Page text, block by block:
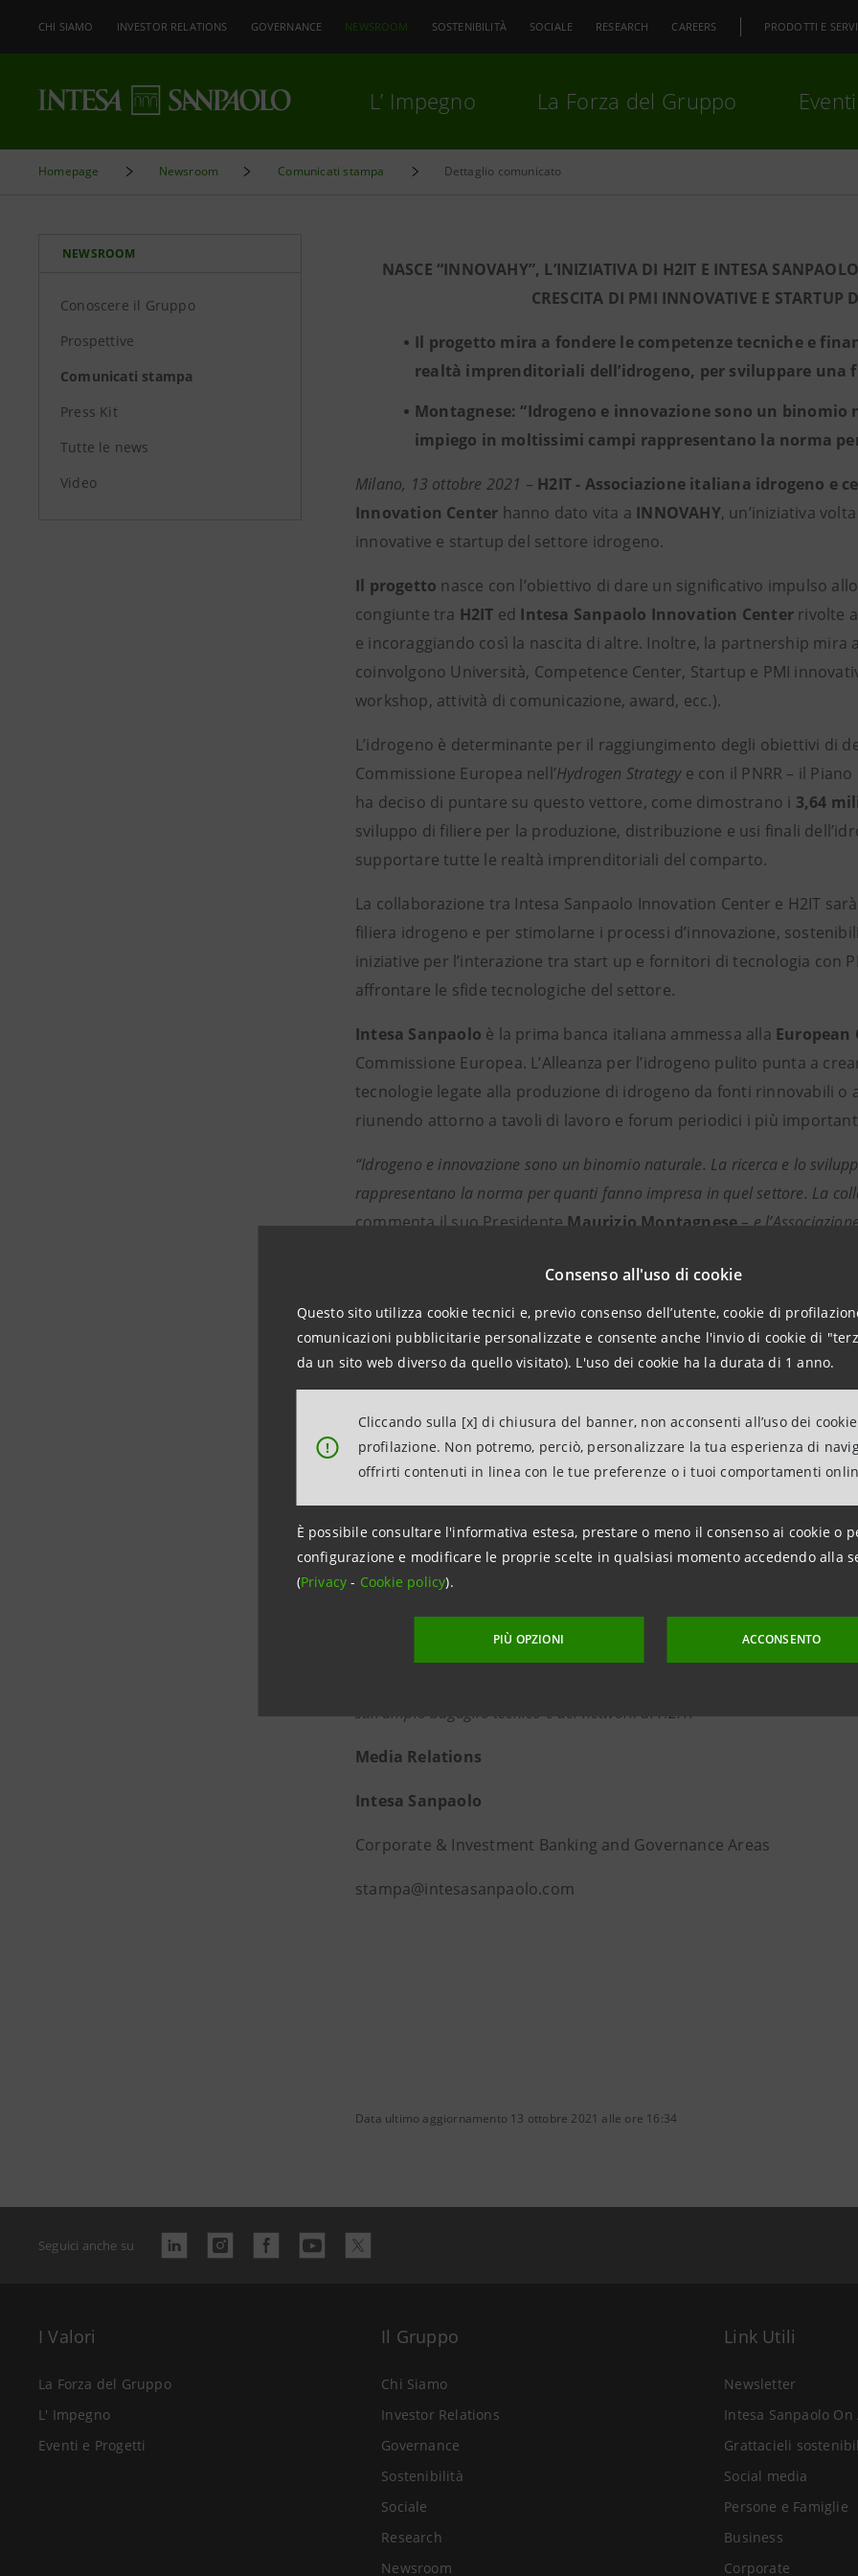
Consenso all'uso di cookie
Questo sito utilizza cookie tecnici e, previo consenso dell’utente, cookie di
comunicazioni pubblicitarie personalizzate e consente anche l'invio di cookie di
da un sito web diverso da quello visitato). L'uso dei cookie ha la durata di 1 anno.
!
Cliccando sulla [x] di chiusura del banner, non acconsenti all’uso dei
profilazione. Non potremo, perciò, personalizzare la tua esperienza di
offrirti contenuti in linea con le tue preferenze o i tuoi comportamenti
È possibile consultare l'informativa estesa, prestare o meno il consenso ai cookie o
configurazione e modificare le proprie scelte in qualsiasi momento accedendo alla
(Privacy- Cookie policy).
PIÙ OPZIONI ACCONSENTO
CHI SIAMO INVESTOR RELATIONS GOVERNANCE NEWSROOM SOSTENIBILITÀ SOCIALE RESEARCH CAREERS PRODOTTI E
L’ Impegno La Forza del Gruppo
Homepage Newsroom Comunicati stampa Dettaglio comunicato
NEWSROOM
Conoscere il Gruppo
Prospettive
Comunicati stampa
Press Kit
Tutte le news
Video
NASCE “INNOVAHY”, L’INIZIATIVA DI H2IT E INTESA
CRESCITA DI PMI INNOVATIVE E STARTUP
Il progetto mira a fondere le competenze tecniche e
realtà imprenditoriali dell’idrogeno, per sviluppare una
Montagnese: “Idrogeno e innovazione sono un
impiego in moltissimi campi rappresentano la norma
Milano, 13 ottobre 2021 – H2IT - Associazione italiana idrogeno e
Innovation Center hanno dato vita a INNOVAHY, un’iniziativa
innovative e startup del settore idrogeno.
Il progetto nasce con l’obiettivo di dare un significativo impulso
congiunte tra H2IT ed Intesa Sanpaolo Innovation Center rivolte
e incoraggiando così la nascita di altre. Inoltre, la partnership mira
coinvolgono Università, Competence Center, Startup e PMI
workshop, attività di comunicazione, award, ecc.).
L’idrogeno è determinante per il raggiungimento degli obiettivi di
Commissione Europea nell’Hydrogen Strategye con il PNRR – il
ha deciso di puntare su questo vettore, come dimostrano i 3,64
sviluppo di filiere per la produzione, distribuzione e usi finali
supportare tutte le realtà imprenditoriali del comparto.
La collaborazione tra Intesa Sanpaolo Innovation Center e H2IT
filiera idrogeno e per stimolarne i processi d’innovazione,
iniziative per l’interazione tra start up e fornitori di tecnologia con
affrontare le sfide tecnologiche del settore.
Intesa Sanpaolo è la prima banca italiana ammessa alla European
Commissione Europea. L’Alleanza per l’idrogeno pulito punta a
tecnologie legate alla produzione di idrogeno da fonti rinnovabili o
riunendo attorno a tavoli di lavoro e forum periodici i più
“Idrogeno e innovazione sono un binomio naturale. La ricerca e lo
rappresentano la norma per quanti fanno impresa in quel settore. La
commenta il suo PresidenteMaurizio Montagnese– e
sfruttare al meglio per accompagnare le imprese in questo cammino di
prima fila per accelerare la transizione energetica di molti settori
necessario a PMI innovative e startup attive su questo fronte”.
Per raggiungere tutti gli obiettivi posti, INNOVAHY potrà contare
che con i suoi 90 soci tra grandi, medie e piccole imprese, centri
Center nel selezionare e supportare l’accelerazione, la
nel fundraising di nuove idee imprenditoriali.
“L’innovazione è un asset fondamentale per dare una spinta alla
competitività del comparto industriale italiano –affermaAlbertoDossi
giocano un ruolo molto importante nello sviluppo di questo settore,
snelle, sono in grado di attrarre investimenti e di generare e consolidare
coinvolgere sempre più queste realtà innovative, per accompagnarle
la collaborazione con Intesa Sanpaolo Innovation Center va proprio in
esperienza nel supportare le giovani società preparandole al confronto
sull’ampio bagaglio tecnico e del network di H2IT.”
Media Relations
Intesa Sanpaolo
Corporate & Investment Banking and Governance Areas
stampa@intesasanpaolo.com
Data ultimo aggiornamento 13 ottobre 2021 alle ore 16:34
Seguici anche su
I Valori
La Forza del Gruppo
L' Impegno
Eventi e Progetti
Il Gruppo
Chi Siamo
Investor Relations
Governance
Sostenibilità
Sociale
Research
Newsroom
Link Utili
Newsletter
Intesa Sanpaolo On
Grattacieli
Social media
Persone e Famiglie
Business
Corporate